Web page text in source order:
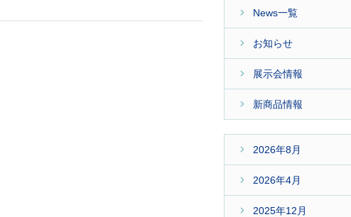
News一覧
お知らせ
展示会情報
新商品情報
2026年8月
2026年4月
2025年12月